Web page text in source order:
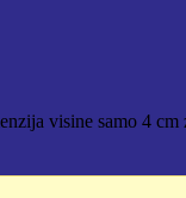
visine samo 4